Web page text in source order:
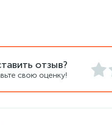
отзыв?
свою оценку!